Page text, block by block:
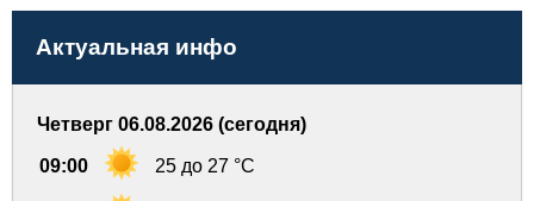
Актуальная инфо
Четверг 06.08.2026 (сегодня)
09:00 25 до 27 °C